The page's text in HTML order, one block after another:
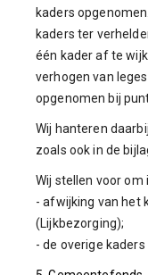
kaders
kaders ter
één kader af te
verhogen van
opgenomen bij
Wij hanteren
zoals ook in de
Wij stellen voor
- afwijking van het
(Lijkbezorging);
- de overige